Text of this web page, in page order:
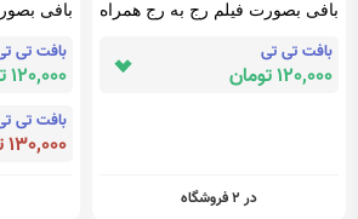
بافی بصورت فیلم رج به رج همراه
بافت تی تی
120,000 تومان
در 2 فروشگاه
بافی
بافت تی
120,000 تومان
بافت تی
130,000 تومان